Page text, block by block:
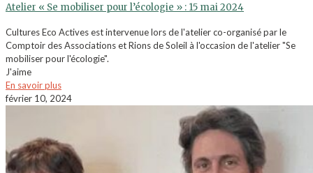
Atelier « Se mobiliser pour l’écologie » : 15 mai 2024
Cultures Eco Actives est intervenue lors de l'atelier co-organisé par le
Comptoir des Associations et Rions de Soleil à l'occasion de l'atelier "Se
mobiliser pour l'écologie".
J'aime
En savoir plus
février 10, 2024